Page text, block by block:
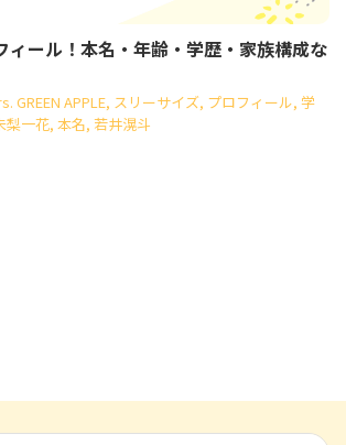
ィール！本名・年齢・学歴・家族構成な
GREEN APPLE, スリーサイズ, プロフィール, 学
梨一花, 本名, 若井滉斗